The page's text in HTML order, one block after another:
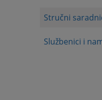
Stručni
Službenici i